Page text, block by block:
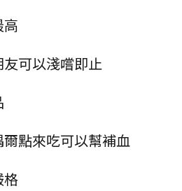
可以淺嚐即止
點來吃可以幫補血
格